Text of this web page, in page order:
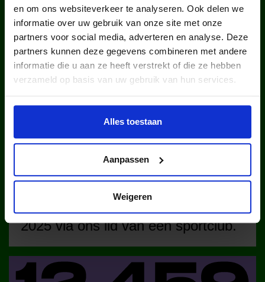
en om ons websiteverkeer te analyseren. Ook delen we
informatie over uw gebruik van onze site met onze
partners voor social media, adverteren en analyse. Deze
partners kunnen deze gegevens combineren met andere
informatie die u aan ze heeft verstrekt of die ze hebben
verzameld op basis van uw gebruik van hun services.
Alles toestaan
Aanpassen
Weigeren
kinderen en jongeren werden in
2025 via ons lid van een club.
kinderen en jongeren werden in
2025 via ons lid van een sportclub.